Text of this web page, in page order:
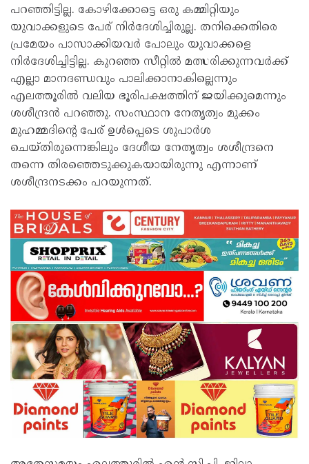
പറഞ്ഞിട്ടില്ല. കോഴിക്കോട്ടെ ഒരു കമ്മിറ്റിയും
യുവാക്കളുടെ പേര് നിർദേശിച്ചിരുല്ല. തനിക്കെതിരെ
പ്രമേയം പാസാക്കിയവർ പോലും യുവാക്കളെ
നിർദേശിച്ചിട്ടില്ല. കുറഞ്ഞ സീറ്റിൽ മത്സരിക്കുന്നവർക്ക്
എല്ലാ മാനദണ്ഡ‍വും പാലിക്കാനാകില്ലെന്നും
എലത്തൂരിൽ വലിയ ഭൂരിപക്ഷത്തിന് ജയിക്കുമെന്നും
ശശീന്ദ്രൻ പറഞ്ഞു. സംസ്ഥാന നേതൃത്വം മുക്കം
മുഹമ്മദിന്റെ പേര് ഉൾപ്പെടെ ശുപാർശ
ചെയ്തിരുന്നെങ്കിലും ദേശീയ നേതൃത്വം ശശീന്ദ്രനെ
തന്നെ തിരഞ്ഞെടുക്കുകയായിരുന്നു എന്നാണ്
ശശീന്ദ്രനടക്കം പറയുന്നത്.